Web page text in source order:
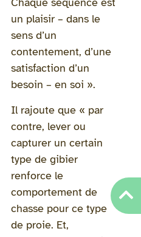
un plaisir – dans le
sens d’un
contentement, d’une
satisfaction d’un
besoin – en soi ».
Il rajoute que « par
contre, lever ou
capturer un certain
type de gibier
renforce le
comportement de
chasse pour ce type
de proie. Et,